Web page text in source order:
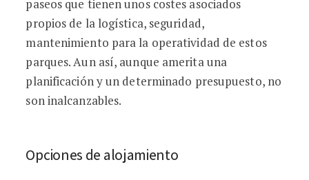
paseos que tienen unos costes asociados
propios de la logística, seguridad,
mantenimiento para la operatividad de estos
parques. Aun así, aunque amerita una
planificación y un determinado presupuesto, no
son inalcanzables.
Opciones de alojamiento